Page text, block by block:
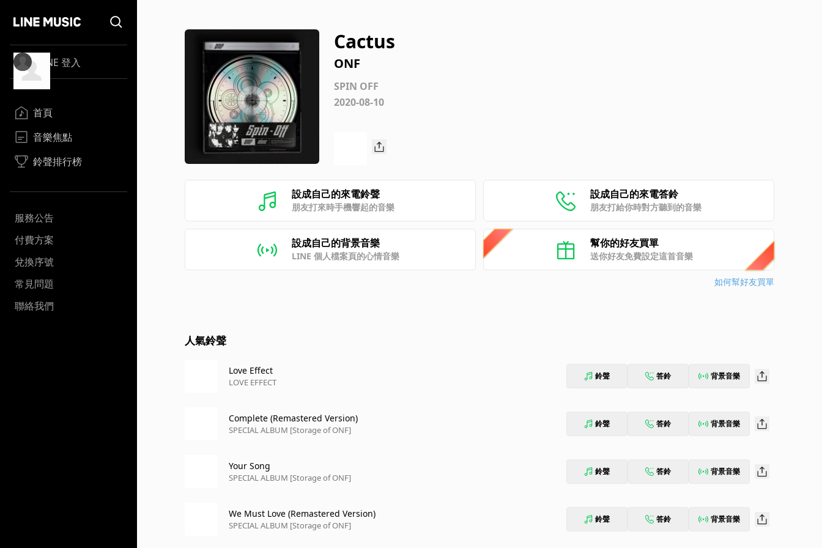
LINE 登入
首頁
音樂焦點
鈴聲排行榜
服務公告
付費方案
兌換序號
常見問題
聯絡我們
Cactus
ONF
SPIN OFF
2020-08-10
設成自己的來電鈴聲
朋友打來時手機響起的音樂
設成自己的來電答鈴
朋友打給你時對方聽到的音樂
設成自己的背景音樂
LINE 個人檔案頁的心情音樂
幫你的好友買單
送你好友免費設定這首音樂
如何幫好友買單
人氣鈴聲
Love Effect
LOVE EFFECT
鈴聲 答鈴 背景音樂
Complete (Remastered Version)
SPECIAL ALBUM [Storage of ONF]
鈴聲 答鈴 背景音樂
Your Song
SPECIAL ALBUM [Storage of ONF]
鈴聲 答鈴 背景音樂
We Must Love (Remastered Version)
SPECIAL ALBUM [Storage of ONF]
鈴聲 答鈴 背景音樂